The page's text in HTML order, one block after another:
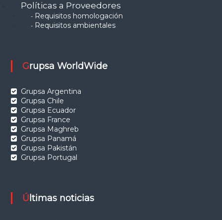
Políticas a Proveedores
- Requisitos homologación
- Requisitos ambientales
Grupsa WorldWide
Grupsa Argentina
Grupsa Chile
Grupsa Ecuador
Grupsa France
Grupsa Maghreb
Grupsa Panamá
Grupsa Pakistán
Grupsa Portugal
Últimas noticias